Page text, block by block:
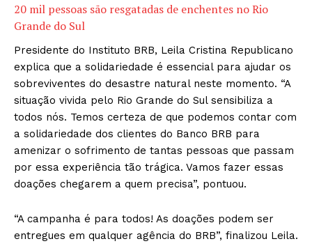
20 mil pessoas são resgatadas de enchentes no Rio
Grande do Sul
Presidente do Instituto BRB, Leila Cristina Republicano
explica que a solidariedade é essencial para ajudar os
sobreviventes do desastre natural neste momento. “A
situação vivida pelo Rio Grande do Sul sensibiliza a
todos nós. Temos certeza de que podemos contar com
a solidariedade dos clientes do Banco BRB para
amenizar o sofrimento de tantas pessoas que passam
por essa experiência tão trágica. Vamos fazer essas
doações chegarem a quem precisa”, pontuou.
“A campanha é para todos! As doações podem ser
entregues em qualquer agência do BRB”, finalizou Leila.